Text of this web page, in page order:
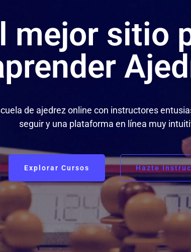
mejor sitio
de ajedrez online con instructores
seguir y una plataforma en línea muy
Explorar Cursos Hazte